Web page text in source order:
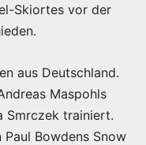
Skiortes vor der
aus Deutschland.
Maspohls
Smrczek trainiert.
Bowdens Snow